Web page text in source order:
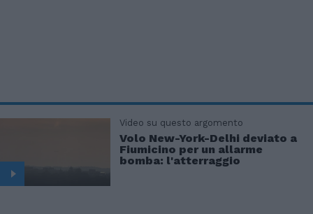
Video su questo argomento
Volo New-York-Delhi deviato a
Fiumicino per un allarme
bomba: l'atterraggio